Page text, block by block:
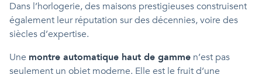
Dans l’horlogerie, des maisons prestigieuses construisent
également leur réputation sur des décennies, voire des
siècles d’expertise.
Une montre automatique haut de gamme n’est pas
seulement un objet moderne. Elle est le fruit d’une